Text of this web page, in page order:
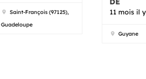
11 mois il y a